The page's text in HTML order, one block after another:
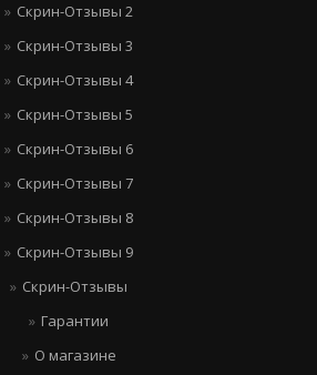
Скрин-Отзывы 2
Скрин-Отзывы 3
Скрин-Отзывы 4
Скрин-Отзывы 5
Скрин-Отзывы 6
Скрин-Отзывы 7
Скрин-Отзывы 8
Скрин-Отзывы 9
Скрин-Отзывы
Гарантии
О магазине